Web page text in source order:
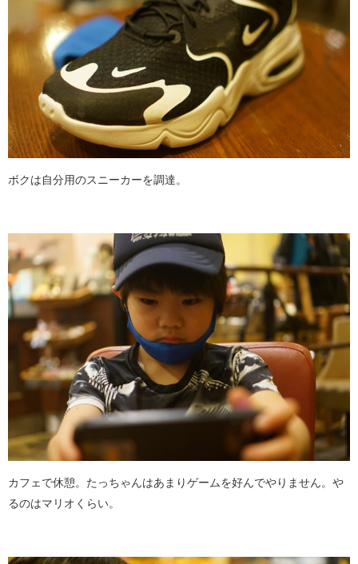
ボクは自分用のスニーカーを調達。
カフェで休憩。たっちゃんはあまりゲームを好んでやりません。や
るのはマリオくらい。